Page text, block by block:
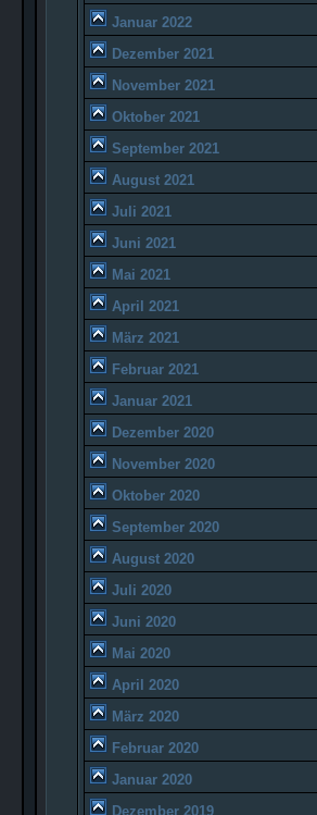
Januar 2022
Dezember 2021
November 2021
Oktober 2021
September 2021
August 2021
Juli 2021
Juni 2021
Mai 2021
April 2021
März 2021
Februar 2021
Januar 2021
Dezember 2020
November 2020
Oktober 2020
September 2020
August 2020
Juli 2020
Juni 2020
Mai 2020
April 2020
März 2020
Februar 2020
Januar 2020
Dezember 2019